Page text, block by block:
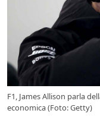
F1, James Allison parla
economica (Foto: Getty)